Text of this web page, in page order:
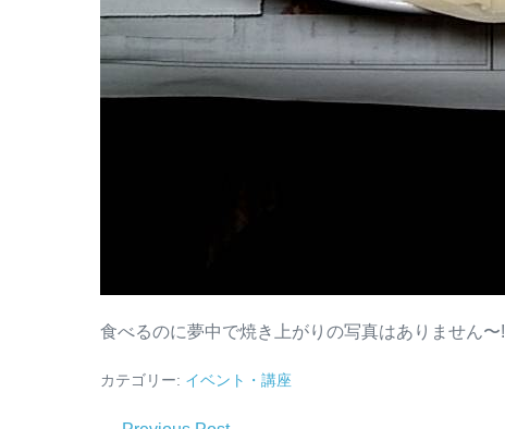
食べるのに夢中で焼き上がりの写真はありません〜!
カテゴリー: イベント・講座